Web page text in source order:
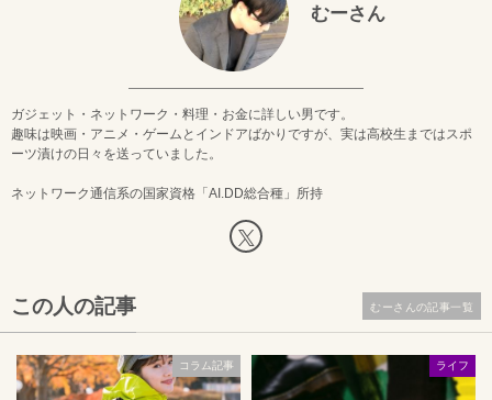
むーさん
ガジェット・ネットワーク・料理・お金に詳しい男です。
趣味は映画・アニメ・ゲームとインドアばかりですが、実は高校生まではスポ
ーツ漬けの日々を送っていました。
ネットワーク通信系の国家資格「AI.DD総合種」所持
この人の記事
コラム記事 ライフ
むーさんの記事一覧